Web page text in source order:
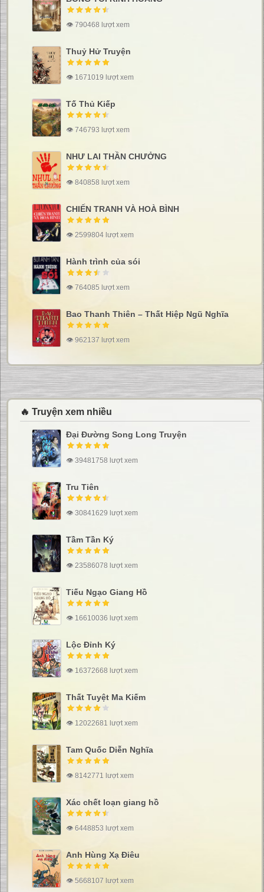
👁 790468 lượt xem
Thuỷ Hử Truyện
👁 1671019 lượt xem
Tố Thủ Kiếp
👁 746793 lượt xem
NHƯ LAI THẦN CHƯỞNG
👁 840858 lượt xem
CHIẾN TRANH VÀ HOÀ BÌNH
👁 2599804 lượt xem
Hành trình của sói
👁 764085 lượt xem
Bao Thanh Thiên – Thất Hiệp Ngũ Nghĩa
👁 962137 lượt xem
🔥 Truyện xem nhiều
Đại Đường Song Long Truyện
👁 39481758 lượt xem
Tru Tiên
👁 30841629 lượt xem
Tầm Tần Ký
👁 23586078 lượt xem
Tiếu Ngạo Giang Hồ
👁 16610036 lượt xem
Lộc Đỉnh Ký
👁 16372668 lượt xem
Thất Tuyệt Ma Kiếm
👁 12022681 lượt xem
Tam Quốc Diễn Nghĩa
👁 8142771 lượt xem
Xác chết loạn giang hồ
👁 6448853 lượt xem
Anh Hùng Xạ Điêu
👁 5668107 lượt xem